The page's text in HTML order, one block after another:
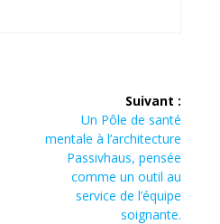
Suivant :
Article
suivant :
Un Pôle de santé
mentale à l’architecture
Passivhaus, pensée
comme un outil au
service de l’équipe
soignante.